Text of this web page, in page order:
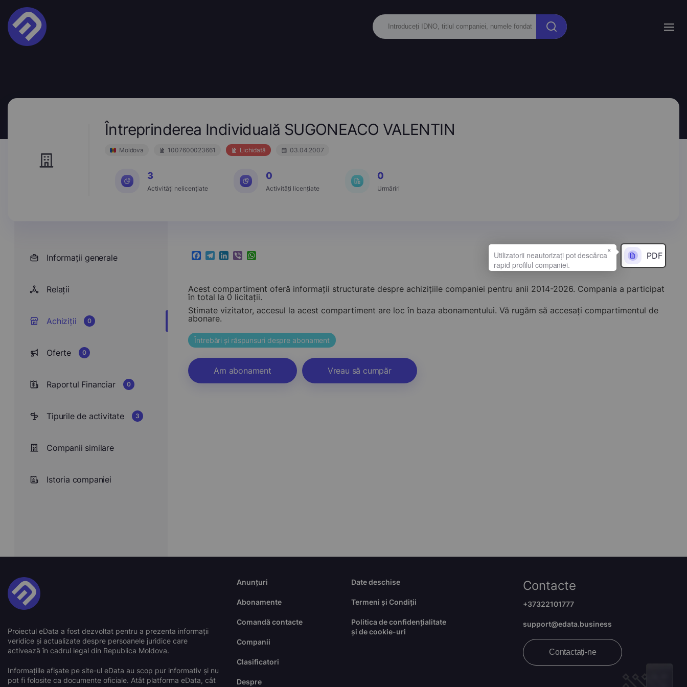
Întreprinderea Individuală SUGONEACO VALENTIN
Moldova 1007600023661 Lichidată 03.04.2007
3
Activități nelicențiate
0
Activități licențiate
0
Urmăriri
Informații generale
Relații
Achiziții 0
Oferte 0
Raportul Financiar 0
Tipurile de activitate 3
Companii similare
Istoria companiei
Facebook
Telegram
LinkedIn
ViberWhatsApp PDF
Acest compartiment oferă informații structurate despre achizițiile companiei pentru anii 2014-2026. Compania a participat
în total la 0 licitații.
Stimate vizitator, accesul la acest compartiment are loc în baza abonamentului. Vă rugăm să accesați compartimentul de
abonare.
Întrebări și răspunsuri despre abonament
Am abonament Vreau să cumpăr
Proiectul eData a fost dezvoltat pentru a prezenta informații
veridice și actualizate despre persoanele juridice care
activează în cadrul legal din Republica Moldova.
Informațiile afișate pe site-ul eData au scop pur informativ și nu
pot fi folosite ca documente oficiale. Atât platforma eData, cât
Anunțuri
Abonamente
Comandă contacte
Companii
Clasificatori
Despre
Date deschise
Termeni și Condiții
Politica de confidențialitate
și de cookie-uri
Contacte
+37322101777
support@edata.business
Contactați-ne
×